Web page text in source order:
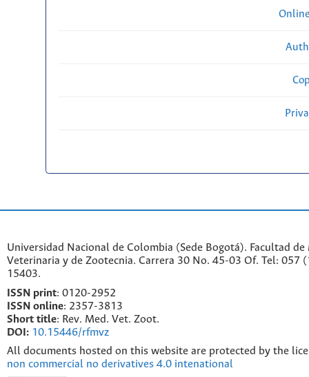
Universidad Nacional de Colombia (Sede Bogotá). Facultad de
Veterinaria y de Zootecnia. Carrera 30 No. 45-03 Of. Tel: 057
15403.
ISSN print: 0120-2952
SSN online: 2357-3813
Short title: Rev. Med. Vet. Zoot.
DOI: 10.15446/rfmvz
All documents hosted on this website are protected by the
non commercial no derivatives 4.0 intenational